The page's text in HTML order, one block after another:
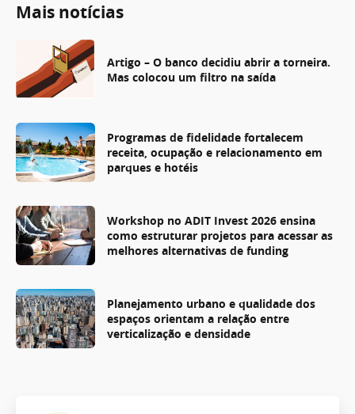
Mais notícias
Artigo – O banco decidiu abrir a torneira.
Mas colocou um filtro na saída
Programas de fidelidade fortalecem
receita, ocupação e relacionamento em
parques e hotéis
Workshop no ADIT Invest 2026 ensina
como estruturar projetos para acessar as
melhores alternativas de funding
Planejamento urbano e qualidade dos
espaços orientam a relação entre
verticalização e densidade